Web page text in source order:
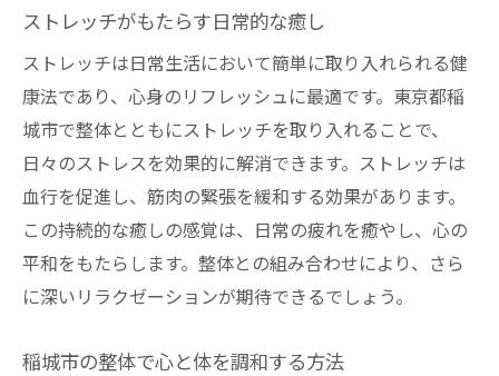
整体の力で豊かな生活を手に入れる
整体とストレッチが人生を豊かにする
ストレッチがもたらす日常的な癒し
ストレッチは日常生活において簡単に取り入れられる健
康法であり、心身のリフレッシュに最適です。東京都稲
城市で整体とともにストレッチを取り入れることで、
日々のストレスを効果的に解消できます。ストレッチは
血行を促進し、筋肉の緊張を緩和する効果があります。
この持続的な癒しの感覚は、日常の疲れを癒やし、心の
平和をもたらします。整体との組み合わせにより、さら
に深いリラクゼーションが期待できるでしょう。
稲城市の整体で心と体を調和する方法